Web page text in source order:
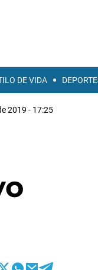
DE VIDA
2019 - 17:25